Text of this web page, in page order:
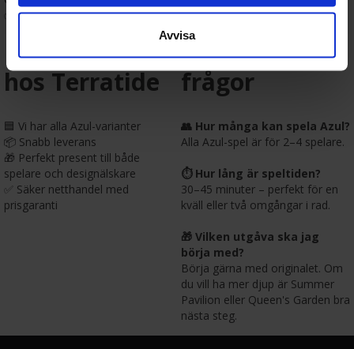
Avvisa
✅ Vinnare avSpiel des Jahres
🛒 Köp Azul
hos Terratide
🟦 Vi har alla Azul-varianter
📦 Snabb leverans
🎁 Perfekt present till både
spelare och designälskare
✅ Säker netthandel med
prisgaranti
📚 Vanliga
frågor
👥 Hur många kan spela Azul?
Alla Azul-spel är för 2–4 spelare.
⏱️ Hur lång är speltiden?
30–45 minuter – perfekt för en
kväll eller två omgångar i rad.
🎁 Vilken utgåva ska jag
börja med?
Börja gärna med originalet. Om
du vill ha mer djup är Summer
Pavilion eller Queen's Garden bra
nästa steg.